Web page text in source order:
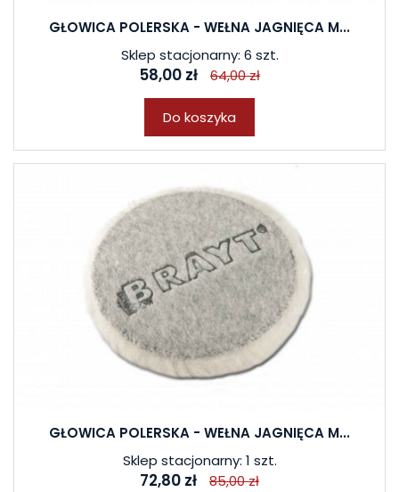
GŁOWICA POLERSKA - WEŁNA JAGNIĘCA M...
Sklep stacjonarny: 6 szt.
58,00 zł 64,00 zł
Do koszyka
GŁOWICA POLERSKA - WEŁNA JAGNIĘCA M...
Sklep stacjonarny: 1 szt.
72,80 zł 85,00 zł